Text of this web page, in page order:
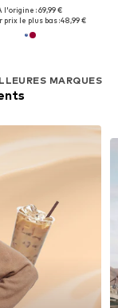
l'origine : 69,99 €
prix le plus bas :48,99 €
MARQUES